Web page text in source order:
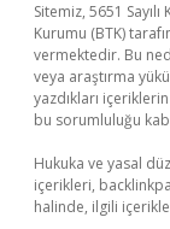
Sitemiz, 5651
Kurumu (BTK)
vermektedir. Bu
veya araştırma
yazdıkları
bu sorumluluğu
Hukuka ve yasal
içerikleri,
halinde, ilgili